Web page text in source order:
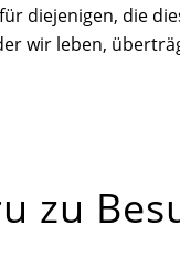
diejenigen, die
wir leben,
zu